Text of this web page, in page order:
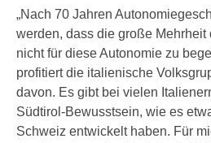
„Nach 70 Jahren
werden, dass die große Mehrheit
nicht für diese Autonomie zu
profitiert die italienische
davon. Es gibt bei vielen
Südtirol-Bewusstsein, wie es
Schweiz entwickelt haben. Für